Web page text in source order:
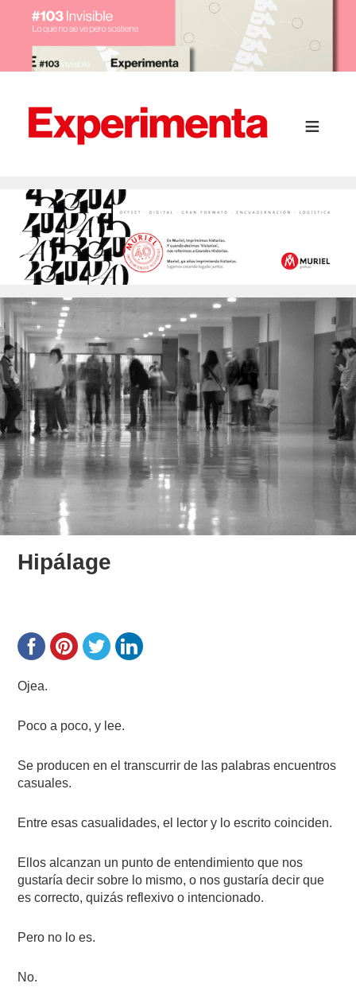
Hipálage
Ojea.
Poco a poco, y lee.
Se producen en el transcurrir de las palabras encuentros
casuales.
Entre esas casualidades, el lector y lo escrito coinciden.
Ellos alcanzan un punto de entendimiento que nos
gustaría decir sobre lo mismo, o nos gustaría decir que
es correcto, quizás reflexivo o intencionado.
Pero no lo es.
No.